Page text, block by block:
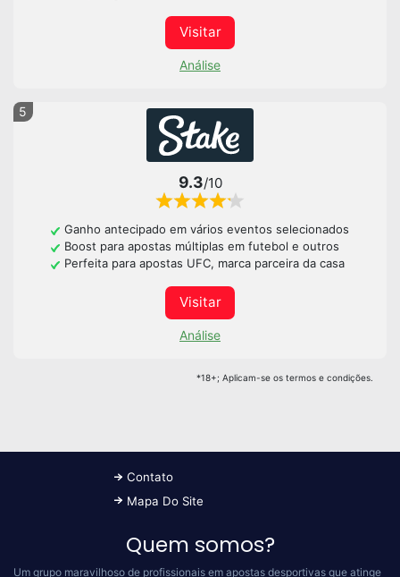
Visitar
Análise
5
9.3/10
Ganho antecipado em vários eventos selecionados
Boost para apostas múltiplas em futebol e outros
Perfeita para apostas UFC, marca parceira da casa
Visitar
Análise
*18+; Aplicam-se os termos e condições.
Contato
Mapa Do Site
Quem somos?
Um grupo maravilhoso de profissionais em apostas desportivas que atinge